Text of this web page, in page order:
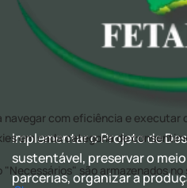
Implementar o Projeto de
sustentável, preservar o
parcerias, organizar a